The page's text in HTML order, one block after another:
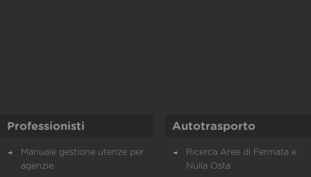
Professionisti
Manuale gestione utenze per
agenzie
Autotrasporto
Ricerca Aree di Fermata e
Nulla Osta